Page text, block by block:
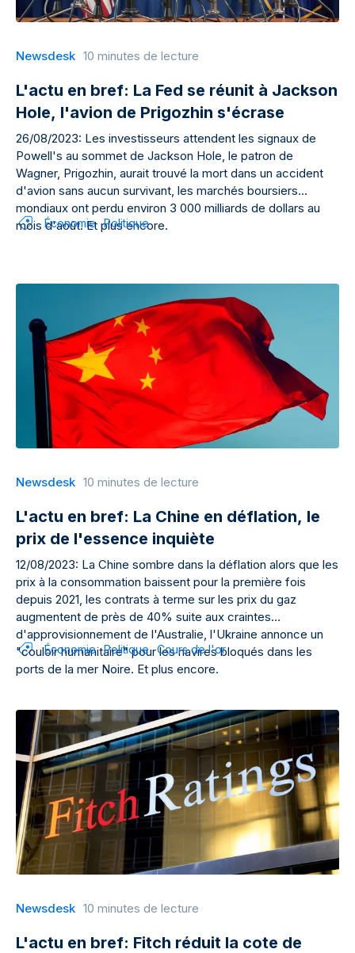
Newsdesk 10 minutes de lecture
L'actu en bref: La Fed se réunit à Jackson
Hole, l'avion de Prigozhin s'écrase
26/08/2023: Les investisseurs attendent les signaux de
Powell's au sommet de Jackson Hole, le patron de
Wagner, Prigozhin, aurait trouvé la mort dans un accident
d'avion sans aucun survivant, les marchés boursiers
mondiaux ont perdu environ 3 000 milliards de dollars au
mois d'août. Et plus encore.
Économie Politique
Newsdesk 10 minutes de lecture
L'actu en bref: La Chine en déflation, le
prix de l'essence inquiète
12/08/2023: La Chine sombre dans la déflation alors que les
prix à la consommation baissent pour la première fois
depuis 2021, les contrats à terme sur les prix du gaz
augmentent de près de 40% suite aux craintes
d'approvisionnement de l'Australie, l'Ukraine annonce un
"couloir humanitaire" pour les navires bloqués dans les
ports de la mer Noire. Et plus encore.
Économie Politique Cours de l'or
Newsdesk 10 minutes de lecture
L'actu en bref: Fitch réduit la cote de